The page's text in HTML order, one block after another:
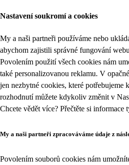
Nastavení soukromí a cookies
My a naši partneři používáme nebo
abychom zajistili správné fungování
Povolením použití všech cookies nám
také personalizovanou reklamu. V
jen nezbytné cookies, které potřebujeme
rozhodnutí můžete kdykoliv změnit v
Chcete vědět více? Přečtěte si informace
My a naši partneři zpracováváme údaje z
Povolením souborů cookies nám